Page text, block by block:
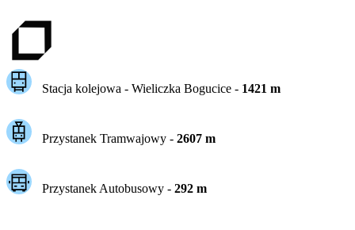
Stacja kolejowa - Wieliczka Bogucice- 1421 m
Przystanek Tramwajowy - 2607m
Przystanek Autobusowy - 292m